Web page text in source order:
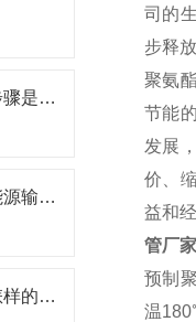
山东聚氨酯保温管的安装步骤是什么？
山东聚氨酯保温管：高效能源输送的绝热卫士
山东聚氨酯保温管都具备怎样的优势？
司的
步释
聚氨
节能
发展
价、
益和
管厂
预制
温